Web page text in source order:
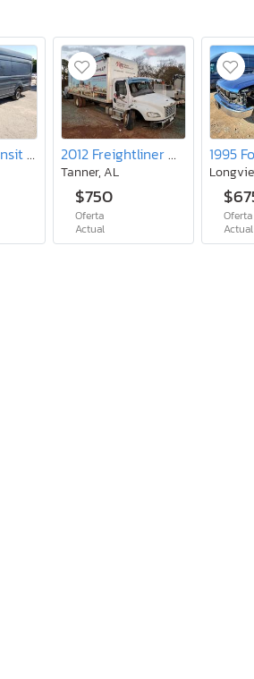
2020 Ford Transit T-250 2012 Freightliner M2 106 Medium Duty
Tanner, AL
$750
Oferta
Actual
1995
Oferta
Actual